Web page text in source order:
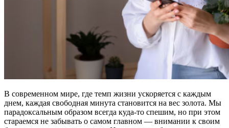
В современном мире, где темп жизни ускоряется с каждым
днем, каждая свободная минута становится на вес золота. Мы
парадоксальным образом всегда куда-то спешим, но при этом
стараемся не забывать о самом главном — внимании к своим